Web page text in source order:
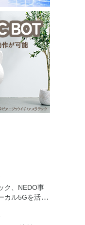
ク、NEDO事
カル5Gを活用
通信最適化の